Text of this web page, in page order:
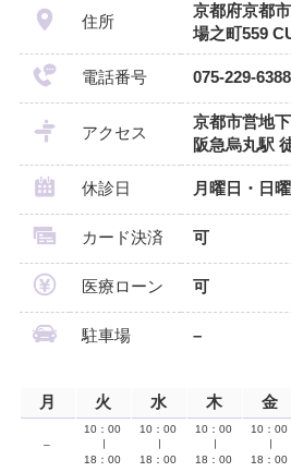
住所
京都府京都
場之町559
電話番号 075-229-6388
アクセス
京都市営地
阪急烏丸駅
休診日 月曜日・日
カード決済 可
医療ローン 可
駐車場 –
月 火 水 木 金
–
10：00
18：00
10：00
18：00
10：00
18：00
10：00
18：00